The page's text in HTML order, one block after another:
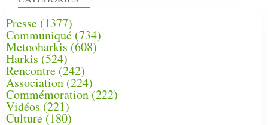
Presse (1377)
Communiqué (734)
Metooharkis (608)
Harkis (524)
Rencontre (242)
Association (224)
Commémoration(222)
Vidéos (221)
Culture(180)